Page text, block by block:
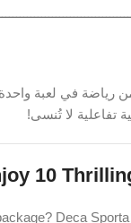
رياضة في لعبة
تفاعلية لا تُنسى!
10
Deca